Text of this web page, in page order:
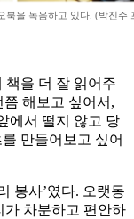
북을 녹음하고 있다. (박진주
책을 더 잘 읽어주
쯤 해보고 싶어서,
에서 떨지 않고 당
만들어보고 싶어
봉사’였다. 오랫동
가 차분하고 편안하